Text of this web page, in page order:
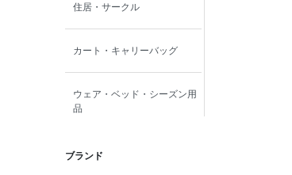
住居・サークル
カート・キャリーバッグ
ウェア・ベッド・シーズン用
品
首輪・ハーネス(胴輪)・リー
ブランド